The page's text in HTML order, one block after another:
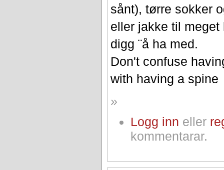
sånt), tørre sokker
eller jakke til
digg ¨å ha med.
Don't confuse
with having a spine
»
Logg inn eller
kommentarar.